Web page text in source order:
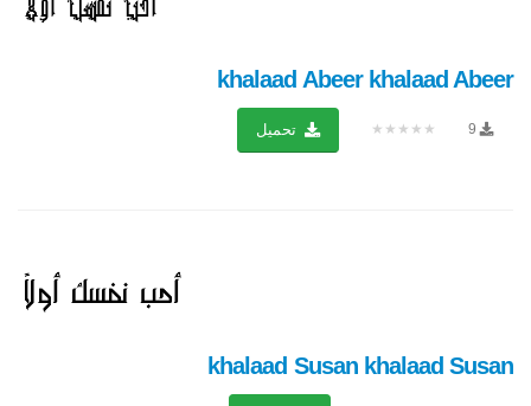
khalaad Abeer khalaad Abeer
9
★★★★★ تحميل
khalaad Susan khalaad Susan